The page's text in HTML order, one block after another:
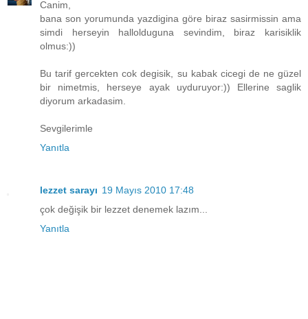
Canim,
bana son yorumunda yazdigina göre biraz sasirmissin ama
simdi herseyin hallolduguna sevindim, biraz karisiklik
olmus:))
Bu tarif gercekten cok degisik, su kabak cicegi de ne güzel
bir nimetmis, herseye ayak uyduruyor:)) Ellerine saglik
diyorum arkadasim.
Sevgilerimle
Yanıtla
lezzet sarayı 19 Mayıs 2010 17:48
çok değişik bir lezzet denemek lazım...
Yanıtla